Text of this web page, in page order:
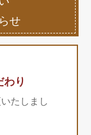
せ
わり
たしまし